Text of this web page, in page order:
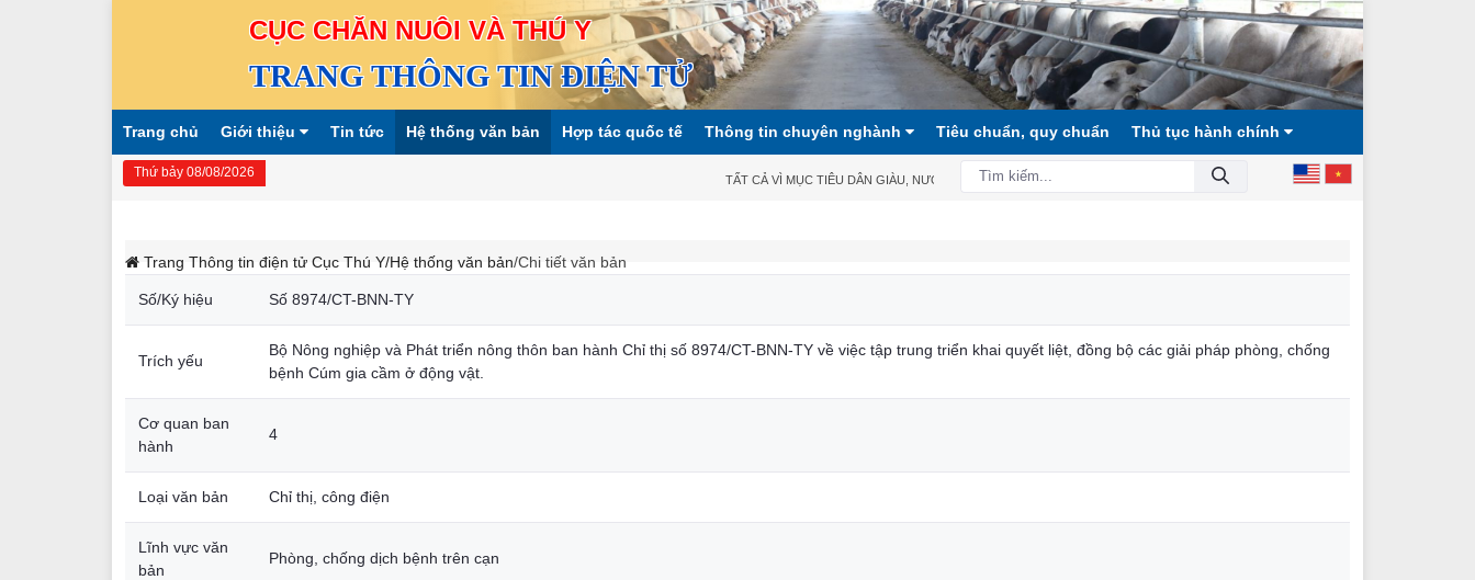
CỤC CHĂN NUÔI VÀ THÚ Y
TRANG THÔNG TIN ĐIỆN TỬ
Trang chủ Giới thiệu Tin tức Hệ thống văn bản Hợp tác quốc tế Thông tin chuyên nghành Tiêu chuẩn, quy chuẩn Thủ tục hành chính
Thứ bảy 08/08/2026 TẤT CẢ VÌ MỤC TIÊU DÂN GIÀU, NƯỚC MẠNH, XÃ HỘI CÔNG BẰNG, DÂN CHỦ, VĂN MINH!
Trang Thông tin điện tử Cục Thú Y/Hệ thống văn bản/Chi tiết văn bản
Số/Ký hiệu Số 8974/CT-BNN-TY
Trích yếu
Bộ Nông nghiệp và Phát triển nông thôn ban hành Chỉ thị số 8974/CT-BNN-TY về việc tập trung triển khai quyết liệt, đồng bộ các giải pháp phòng, chống
bệnh Cúm gia cầm ở động vật.
Cơ quan ban
hành
4
Loại văn bản Chỉ thị, công điện
Lĩnh vực văn
bản
Phòng, chống dịch bệnh trên cạn